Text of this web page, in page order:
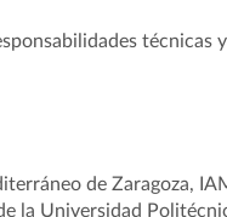
técnicas
de Zaragoza,
la Universidad